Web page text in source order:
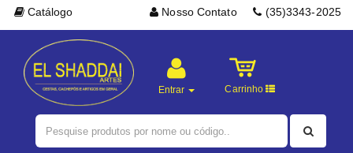
Nosso Contato (35)3343-2025
Catálogo
Entrar Carrinho